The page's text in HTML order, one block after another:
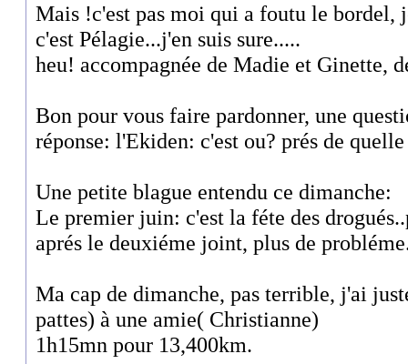
Mais !c'est pas moi qui a foutu le bordel,
c'est Pélagie...j'en suis sure.....
heu! accompagnée de Madie et Ginette,
Bon pour vous faire pardonner, une
réponse: l'Ekiden: c'est ou? prés de
Une petite blague entendu ce dimanche:
Le premier juin: c'est la féte des
aprés le deuxiéme joint, plus de
Ma cap de dimanche, pas terrible, j'ai
pattes) à une amie( Christianne)
1h15mn pour 13,400km.